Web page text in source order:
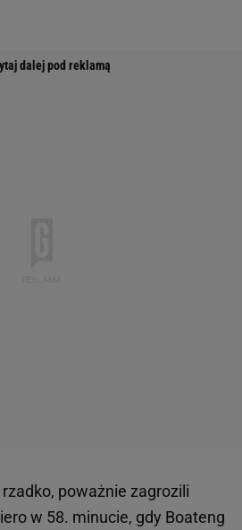
poważnie zagrozili
w 58. minucie, gdy Boateng